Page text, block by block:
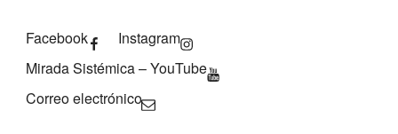
Facebook
Instagram
Mirada Sistémica – YouTube
Correo electrónico